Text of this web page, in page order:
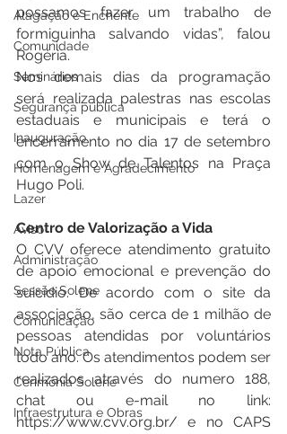
Alagação e Enchente
Comunidade
Seminários
Segurança pública
Inauguração
Homenagem e Agradecimento
Lazer
Aviso
Administração
Sessão Solene
Comunicação
Nota Pública
Cerimônia Solene
Infraestrutura e Obras
possamos fazer um trabalho de
formiguinha salvando vidas”, falou
Rogéria.
Nos demais dias da programação
será realizada palestras nas escolas
estaduais e municipais e terá o
encerramento no dia 17 de setembro
com o Show de Talentos na Praça
Hugo Poli.
Centro de Valorização a Vida
O CVV oferece atendimento gratuito
de apoio emocional e prevenção do
suicídio. De acordo com o site da
associação, são cerca de 1 milhão de
pessoas atendidas por voluntários
todo ano. Os atendimentos podem ser
realizados através do numero 188,
chat ou e-mail no link:
https://www.cvv.org.br/ e no CAPS